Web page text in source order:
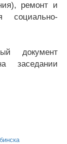
ремонт и
социально-
документ
заседании